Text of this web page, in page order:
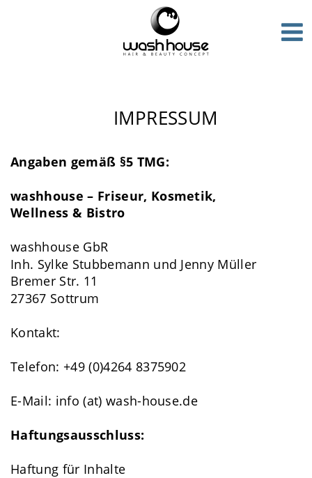
IMPRESSUM
Angaben gemäß §5 TMG:
washhouse – Friseur, Kosmetik,
Wellness & Bistro
washhouse GbR
Inh. Sylke Stubbemann und Jenny Müller
Bremer Str. 11
27367 Sottrum
Kontakt:
Telefon: +49 (0)4264 8375902
E-Mail: info (at) wash-house.de
Haftungsausschluss:
Haftung für Inhalte